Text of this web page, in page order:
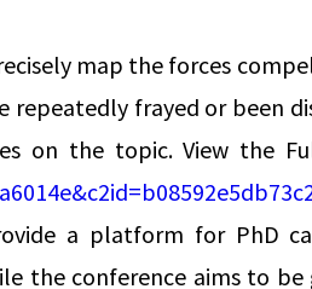
map the forces
repeatedly frayed or been
on the topic. View the
a platform for PhD
the conference aims to be